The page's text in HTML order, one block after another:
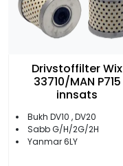
Drivstoffilter Wix
33710/MAN P715
innsats
Bukh DV10 , DV20
Sabb G/H/2G/2H
Yanmar 6LY